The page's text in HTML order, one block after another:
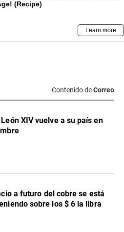
Contenido deCorreo
XIV vuelve a su país en
a futuro del cobre se está
sobre los $ 6 la libra